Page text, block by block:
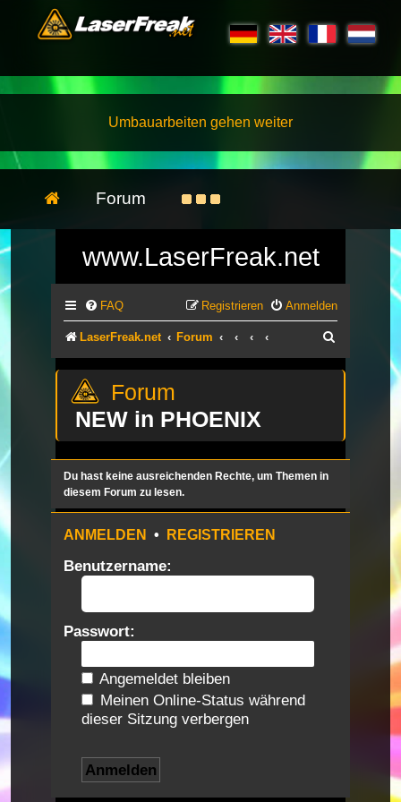
Umbauarbeiten gehen weiter
Forum
www.LaserFreak.net
FAQ Anmelden
Registrieren
LaserFreak.net Forum
NEW in PHOENIX
Du hast keine ausreichenden Rechte, um Themen in
diesem Forum zu lesen.
ANMELDEN • REGISTRIEREN
Benutzername:
Passwort:
Angemeldet bleiben
Meinen Online-Status während
dieser Sitzung verbergen